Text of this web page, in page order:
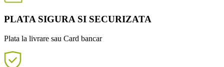
PLATA SIGURA SI SECURIZATA
Plata la livrare sau Card bancar